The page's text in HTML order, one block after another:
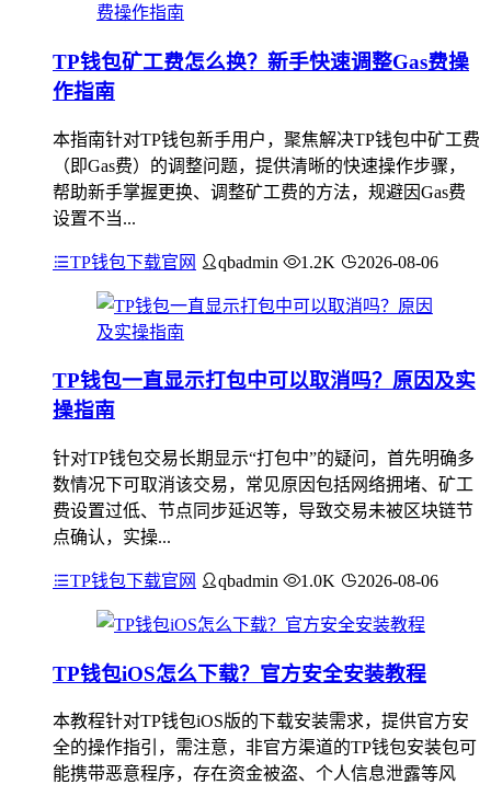
TP钱包矿工费怎么换？新手快速调整Gas费操
作指南
本指南针对TP钱包新手用户，聚焦解决TP钱包中矿工费
（即Gas费）的调整问题，提供清晰的快速操作步骤，
帮助新手掌握更换、调整矿工费的方法，规避因Gas费
设置不当...
TP钱包下载官网 qbadmin 1.2K 2026-08-06
TP钱包一直显示打包中可以取消吗？原因及实
操指南
针对TP钱包交易长期显示“打包中”的疑问，首先明确多
数情况下可取消该交易，常见原因包括网络拥堵、矿工
费设置过低、节点同步延迟等，导致交易未被区块链节
点确认，实操...
TP钱包下载官网 qbadmin 1.0K 2026-08-06
TP钱包iOS怎么下载？官方安全安装教程
本教程针对TP钱包iOS版的下载安装需求，提供官方安
全的操作指引，需注意，非官方渠道的TP钱包安装包可
能携带恶意程序，存在资金被盗、个人信息泄露等风